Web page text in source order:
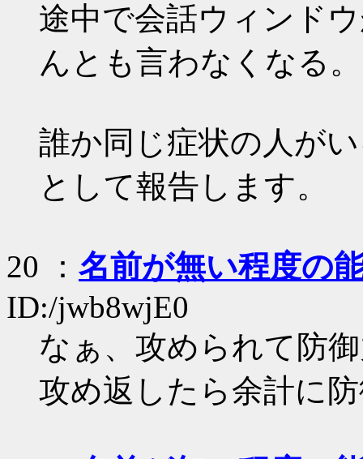
途中で会話ウィンド
んとも言わなくなる。
誰か同じ症状の人が
として報告します。
20 ： 名前が無い程度の
ID:/jwb8wjE0
なぁ、攻められて防
攻め返したら余計に